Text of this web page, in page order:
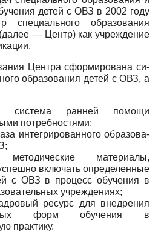
детей с ОВЗ в 2002 году
образования
— Центр) как учреждение
Центра сформирована си­
образования детей с ОВЗ, а
система ранней помощи
потребностями;
интегрированного образова­
методические материалы,
включать определенные
с ОВЗ в процесс обучения в
учреждениях;
ресурс для внедрения
форм обучения в
практику.